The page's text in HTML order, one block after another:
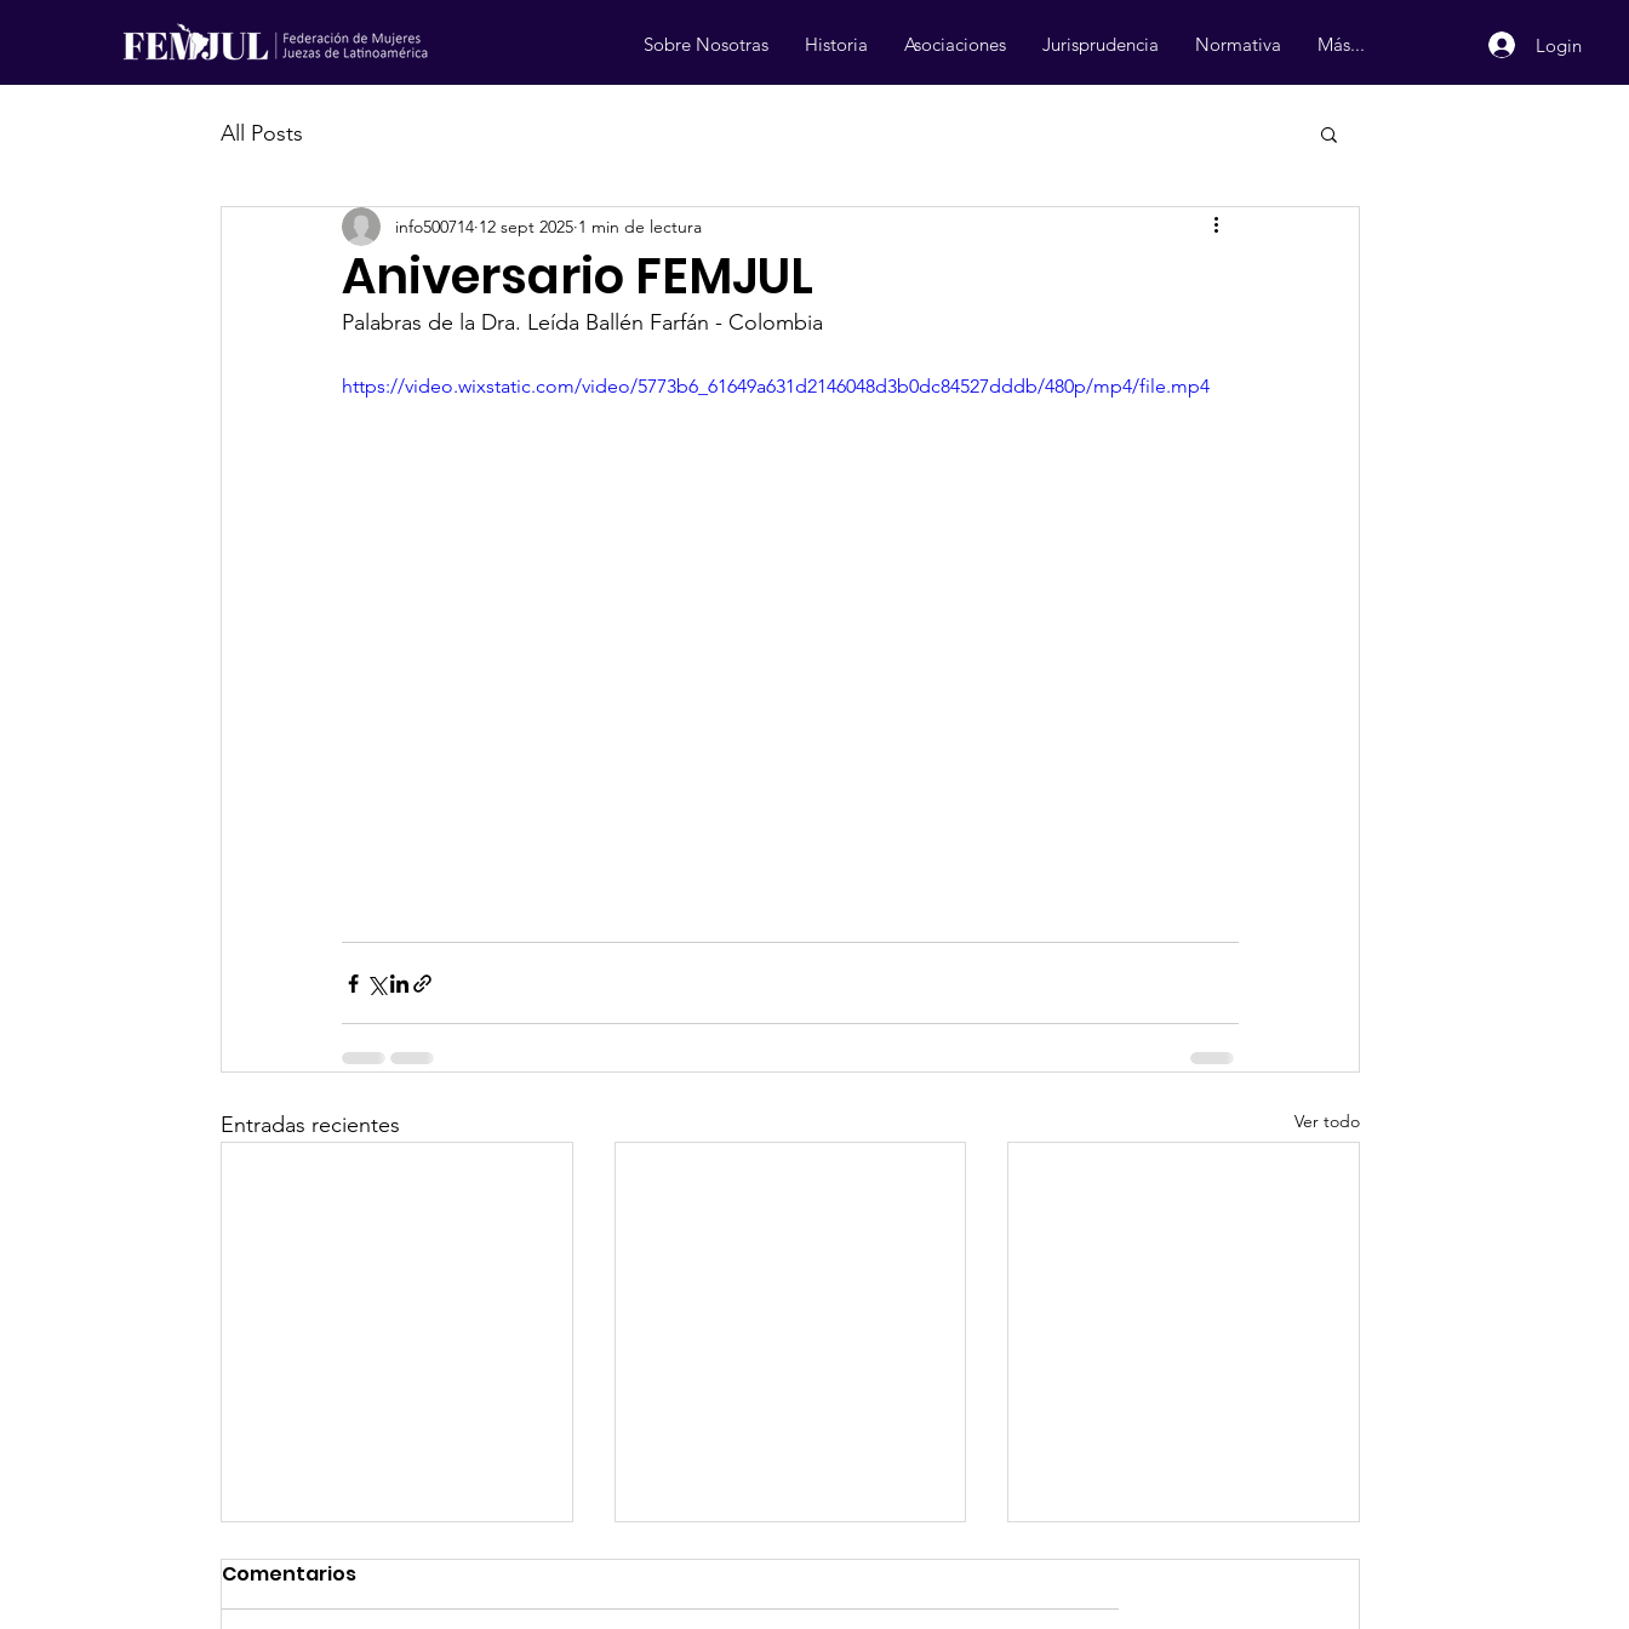
Sobre Nosotras Historia Asociaciones Jurisprudencia Normativa Más... Login
All Posts
Aniversario FEMJUL
info500714 12 sept 2025 1 min de lectura
Palabras de la Dra. Leída Ballén Farfán - Colombia
https://video.wixstatic.com/video/5773b6_61649a631d2146048d3b0dc84527dddb/480p/mp4/file.mp4
Entradas recientes Ver todo
Comentarios